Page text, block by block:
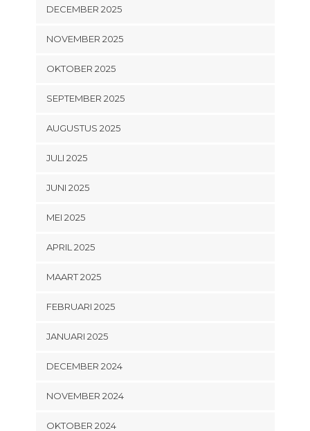
DECEMBER 2025
NOVEMBER 2025
OKTOBER 2025
SEPTEMBER 2025
AUGUSTUS 2025
JULI 2025
JUNI 2025
MEI 2025
APRIL 2025
MAART 2025
FEBRUARI 2025
JANUARI 2025
DECEMBER 2024
NOVEMBER 2024
OKTOBER 2024